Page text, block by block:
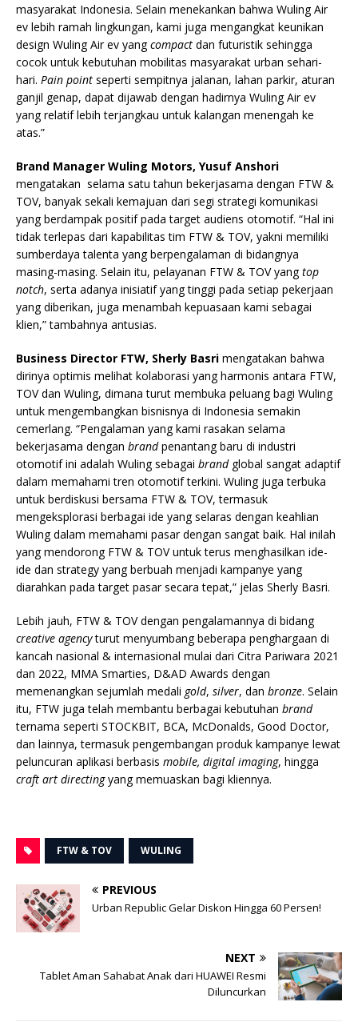
masyarakat Indonesia. Selain menekankan bahwa Wuling Air
ev lebih ramah lingkungan, kami juga mengangkat keunikan
design Wuling Air ev yangcompact dan futuristik sehingga
cocok untuk kebutuhan mobilitas masyarakat urban sehari-
hari. Pain point seperti sempitnya jalanan, lahan parkir, aturan
ganjil genap, dapat dijawab dengan hadirnya Wuling Air ev
yang relatif lebih terjangkau untuk kalangan menengah ke
atas.”
Brand Manager Wuling Motors, Yusuf Anshori
mengatakan selama satu tahun bekerjasama dengan FTW &
TOV, banyak sekali kemajuan dari segi strategi komunikasi
yang berdampak positif pada target audiens otomotif. “Hal ini
tidak terlepas dari kapabilitas tim FTW & TOV, yakni memiliki
sumberdaya talenta yang berpengalaman di bidangnya
masing-masing. Selain itu, pelayanan FTW & TOV yangtop
notch, serta adanya inisiatif yang tinggi pada setiap pekerjaan
yang diberikan, juga menambah kepuasaan kami sebagai
klien,” tambahnya antusias.
Business Director FTW, Sherly Basri mengatakan bahwa
dirinya optimis melihat kolaborasi yang harmonis antara FTW,
TOV dan Wuling, dimana turut membuka peluang bagi Wuling
untuk mengembangkan bisnisnya di Indonesia semakin
cemerlang. “Pengalaman yang kami rasakan selama
bekerjasama dengan brandpenantang baru di industri
otomotif ini adalah Wuling sebagai brandglobal sangat adaptif
dalam memahami tren otomotif terkini. Wuling juga terbuka
untuk berdiskusi bersama FTW & TOV, termasuk
mengeksplorasi berbagai ide yang selaras dengan keahlian
Wuling dalam memahami pasar dengan sangat baik. Hal inilah
yang mendorong FTW & TOV untuk terus menghasilkan ide-
ide dan strategy yang berbuah menjadi kampanye yang
diarahkan pada target pasar secara tepat,” jelas Sherly Basri.
Lebih jauh, FTW & TOV dengan pengalamannya di bidang
creative agencyturut menyumbang beberapa penghargaan di
kancah nasional & internasional mulai dari Citra Pariwara 2021
dan 2022, MMA Smarties, D&AD Awards dengan
memenangkan sejumlah medali gold, silver, dan bronze. Selain
itu, FTW juga telah membantu berbagai kebutuhan brand
ternama seperti STOCKBIT, BCA, McDonalds, Good Doctor,
dan lainnya, termasuk pengembangan produk kampanye lewat
peluncuran aplikasi berbasis mobile, digital imaging, hingga
craft art directingyang memuaskan bagi kliennya.
FTW & TOV WULING
PREVIOUS
Urban Republic Gelar Diskon Hingga 60 Persen!
NEXT
Tablet Aman Sahabat Anak dari HUAWEI Resmi
Diluncurkan